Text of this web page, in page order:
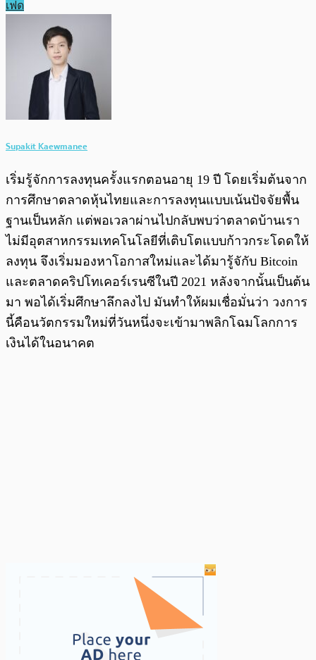
เฟด
Supakit Kaewmanee
เริ่มรู้จักการลงทุนครั้งแรกตอนอายุ 19 ปี โดยเริ่มต้นจาก
การศึกษาตลาดหุ้นไทยและการลงทุนแบบเน้นปัจจัยพื้น
ฐานเป็นหลัก แต่พอเวลาผ่านไปกลับพบว่าตลาดบ้านเรา
ไม่มีอุตสาหกรรมเทคโนโลยีที่เติบโตแบบก้าวกระโดดให้
ลงทุน จึงเริ่มมองหาโอกาสใหม่และได้มารู้จักับ Bitcoin
และตลาดคริปโทเคอร์เรนซีในปี 2021 หลังจากนั้นเป็นต้น
มา พอได้เริ่มศึกษาลึกลงไป มันทำให้ผมเชื่อมั่นว่า วงการ
นี้คือนวัตกรรมใหม่ที่วันหนึ่งจะเข้ามาพลิกโฉมโลกการ
เงินได้ในอนาคต